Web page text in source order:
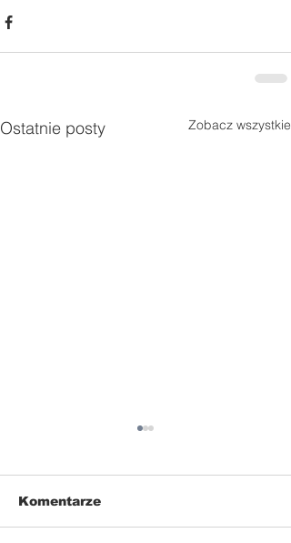
Ostatnie posty Zobacz wszystkie
Komentarze